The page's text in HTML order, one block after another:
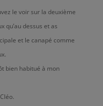
le voir sur la deuxième
qu’au dessus et as
et le canapé comme
bien habitué à mon